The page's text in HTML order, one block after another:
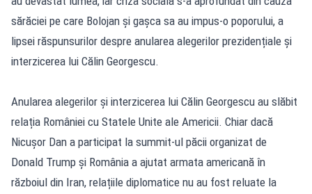
sărăciei pe care Bolojan și gașca sa au impus-o poporului, a
lipsei răspunsurilor despre anularea alegerilor prezidențiale și
interzicerea lui Călin Georgescu.
Anularea alegerilor și interzicerea lui Călin Georgescu au slăbit
relația României cu Statele Unite ale Americii. Chiar dacă
Nicușor Dan a participat la summit-ul păcii organizat de
Donald Trump și România a ajutat armata americană în
războiul din Iran, relațiile diplomatice nu au fost reluate la